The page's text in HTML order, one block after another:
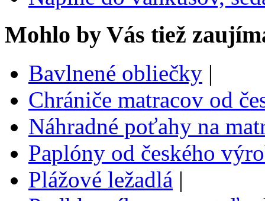
Mohlo by Vás tiež
Bavlnené obliečky |
Chrániče matracov od
Náhradné poťahy na
Paplóny od českého
Plážové ležadlá |